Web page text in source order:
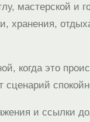
мастерской и
хранения,
когда это
сценарий
и ссылки